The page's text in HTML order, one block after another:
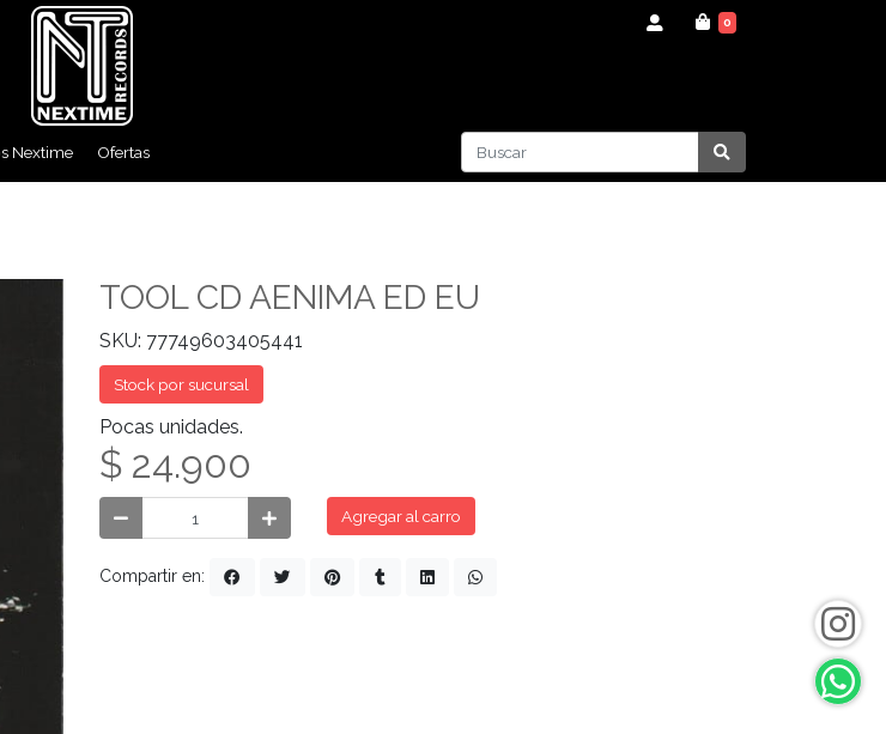
0
Nextime Ofertas
TOOL CD AENIMA ED EU
SKU: 77749603405441
Stock por sucursal
Pocas unidades.
$ 24.900
Agregar al carro
Compartir en: